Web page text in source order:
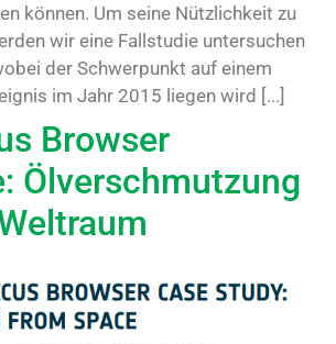
können. Um seine Nützlichkeit zu
wir eine Fallstudie untersuchen
der Schwerpunkt auf einem
im Jahr 2015 liegen wird [...]
Browser
Ölverschmutzung